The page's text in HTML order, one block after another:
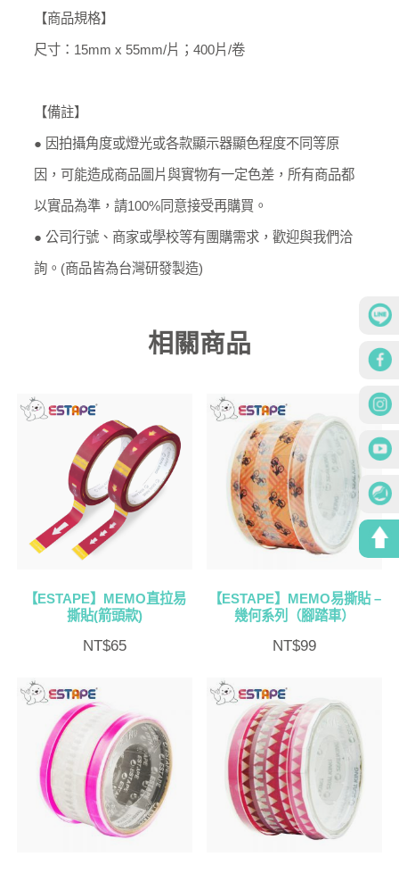
【商品規格】
尺寸：15mm x 55mm/片；400片/卷
【備註】
● 因拍攝角度或燈光或各款顯示器顯色程度不同等原
因，可能造成商品圖片與實物有一定色差，所有商品都
以實品為準，請100%同意接受再購買。
● 公司行號、商家或學校等有團購需求，歡迎與我們洽
詢。(商品皆為台灣研發製造)
相關商品
【ESTAPE】MEMO直拉易
撕貼(箭頭款)
NT$65
【ESTAPE】MEMO易撕貼 –
幾何系列（腳踏車）
NT$99